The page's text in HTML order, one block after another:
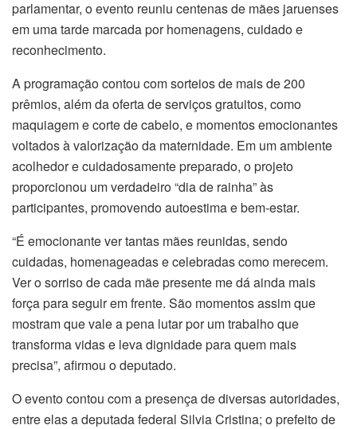
parlamentar, o evento reuniu centenas de mães jaruenses
em uma tarde marcada por homenagens, cuidado e
reconhecimento.
A programação contou com sorteios de mais de 200
prêmios, além da oferta de serviços gratuitos, como
maquiagem e corte de cabelo, e momentos emocionantes
voltados à valorização da maternidade. Em um ambiente
acolhedor e cuidadosamente preparado, o projeto
proporcionou um verdadeiro “dia de rainha” às
participantes, promovendo autoestima e bem-estar.
“É emocionante ver tantas mães reunidas, sendo
cuidadas, homenageadas e celebradas como merecem.
Ver o sorriso de cada mãe presente me dá ainda mais
força para seguir em frente. São momentos assim que
mostram que vale a pena lutar por um trabalho que
transforma vidas e leva dignidade para quem mais
precisa”, afirmou o deputado.
O evento contou com a presença de diversas autoridades,
entre elas a deputada federal Silvia Cristina; o prefeito de